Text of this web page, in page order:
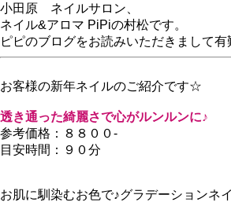
小田原 ネイルサロン、
ネイル&アロマ PiPiの村松です。
ピピのブログをお読みいただきまして有
お客様の新年ネイルのご紹介です☆
透き通った綺麗さで心がルンルンに♪
参考価格：８８００-
目安時間：９０分
お肌に馴染むお色で♪グラデーションネイ